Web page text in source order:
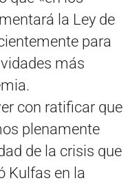
la Ley de
para
más
con ratificar que
plenamente
de la crisis que
Kulfas en la